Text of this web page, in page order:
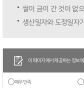
쌀이 금이 간 것이 없
생산일자와 도정일자
이 페이지에서 제공하는 정보
매우만족